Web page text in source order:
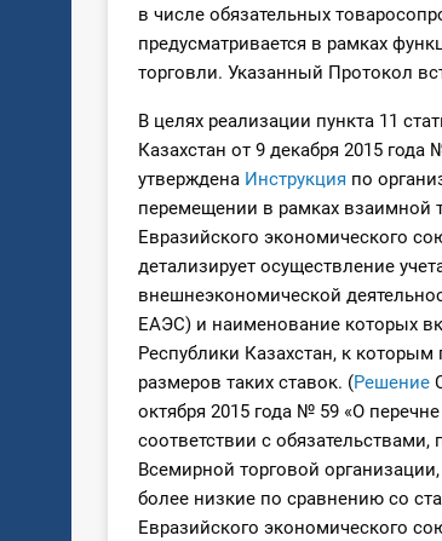
в числе обязательных
предусматривается в рамках
торговли. Указанный Протокол
В целях реализации пункта 11
Казахстан от 9 декабря 2015
утверждена Инструкция по
перемещении в рамках взаимной
Евразийского экономического
детализирует осуществление
внешнеэкономической
ЕАЭС) и наименование которых
Республики Казахстан, к
размеров таких ставок. (Решение
октября 2015 года № 59 «О
соответствии с
Всемирной торговой
более низкие по сравнению со
Евразийского экономического